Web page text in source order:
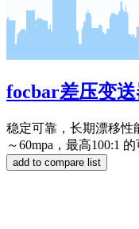
focbar差压变
稳定可靠，长期漂移性
～60mpa，最高100:1